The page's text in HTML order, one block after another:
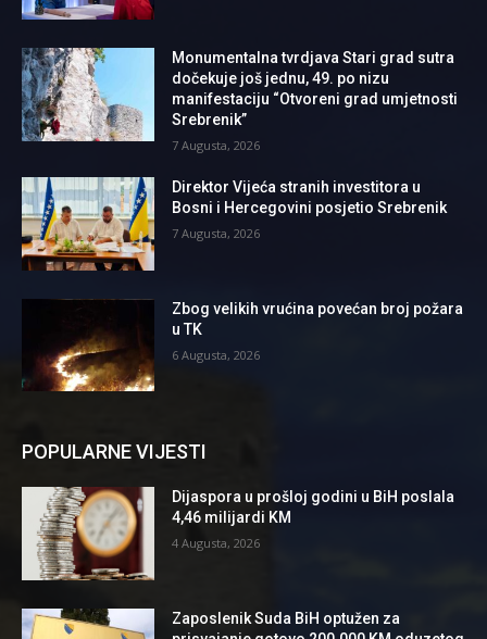
Monumentalna tvrdjava Stari grad sutra
dočekuje još jednu, 49. po nizu
manifestaciju “Otvoreni grad umjetnosti
Srebrenik”
7 Augusta, 2026
Direktor Vijeća stranih investitora u
Bosni i Hercegovini posjetio Srebrenik
7 Augusta, 2026
Zbog velikih vrućina povećan broj požara
u TK
6 Augusta, 2026
POPULARNE VIJESTI
Dijaspora u prošloj godini u BiH poslala
4,46 milijardi KM
4 Augusta, 2026
Zaposlenik Suda BiH optužen za